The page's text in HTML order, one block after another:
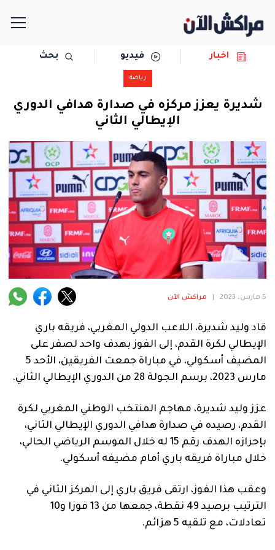
مجتمع
رياضة
حوادث
دولية
المرأة
فنية
اخبار فيديو بحث
رياضة
شديرة يعزز مركزه في صدارة هدافي الدوري
الإيطالي الثاني
5 مارس، 2023 مراكش الآن
قاد وليد شديرة، اللاعب الدولي المغربي، فريقه باري
الإيطالي لكرة القدم، إلى الفوز بهدف واحد لصفر على
المضيف أسكولي، في مباراة جمعت الفريقين، الأحد 5
مارس 2023، برسم الجولة 28 من الدوري الإيطالي الثاني.
عزز وليد شديرة، مهاجم المنتخب الوطني المغربي لكرة
القدم، رصيده في صدارة هدافي الدوري الإيطالي الثاني،
بإحرازه الهدف رقم 15 له خلال الموسم الرياضي الحالي،
خلال مباراة فريقه باري أمام مضيفه أسكولي.
وعقب هذا الفوز، ارتقى فريق باري إلى المركز الثاني في
الترتيب برصيد 49 نقطة، جمعها من 13 فوزا و10
تعادلات، مع تلقيه 5 هزائم.